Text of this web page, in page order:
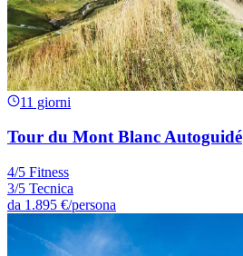
11 giorni
Tour du Mont Blanc Autoguidé
4/5 Fitness
3/5 Tecnica
da 1.895 €/persona